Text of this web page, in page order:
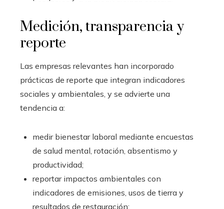
Medición, transparencia y
reporte
Las empresas relevantes han incorporado
prácticas de reporte que integran indicadores
sociales y ambientales, y se advierte una
tendencia a:
medir bienestar laboral mediante encuestas
de salud mental, rotación, absentismo y
productividad;
reportar impactos ambientales con
indicadores de emisiones, usos de tierra y
resultados de restauración;